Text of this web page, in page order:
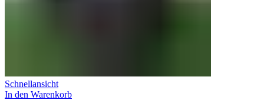
Schnellansicht
In den Warenkorb